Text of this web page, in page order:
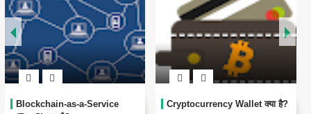
Wallet क्या है?
Bitcoin Misery Index (BMI)
Bitcoin Cash